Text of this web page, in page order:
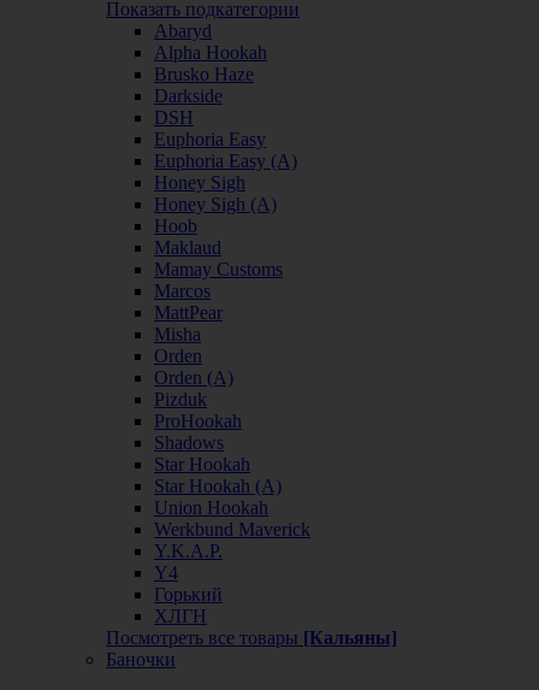
Показать подкатегории
Abaryd
Alpha Hookah
Brusko Haze
Darkside
DSH
Euphoria Easy
Euphoria Easy (А)
Honey Sigh
Honey Sigh (А)
Hoob
Maklaud
Mamay Customs
Marcos
MattPear
Misha
Orden
Orden (А)
Pizduk
ProHookah
Shadows
Star Hookah
Star Hookah (А)
Union Hookah
Werkbund Maverick
Y.K.A.P.
Y4
Горький
ХЛГН
Посмотреть все товары [Кальяны]
Баночки